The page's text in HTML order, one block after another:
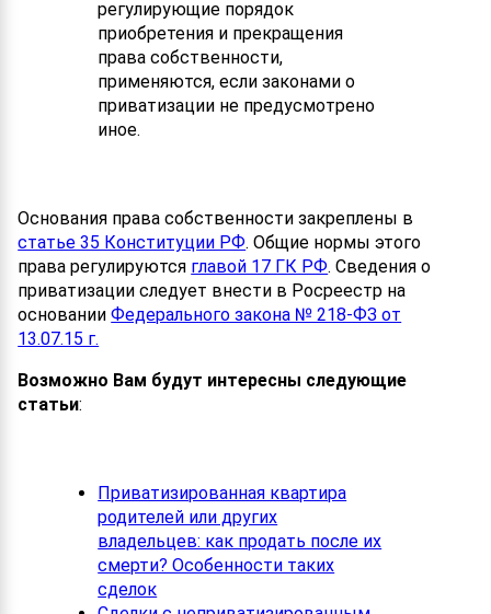
регулирующие порядок
приобретения и прекращения
права собственности,
применяются, если законами о
приватизации не предусмотрено
иное.
Основания права собственности закреплены в
статье 35 Конституции РФ. Общие нормы этого
права регулируются главой 17 ГК РФ. Сведения о
приватизации следует внести в Росреестр на
основанииФедерального закона № 218-ФЗ от
13.07.15 г.
Возможно Вам будут интересны следующие
статьи:
Приватизированная квартира
родителей или других
владельцев: как продать после их
смерти? Особенности таких
сделок